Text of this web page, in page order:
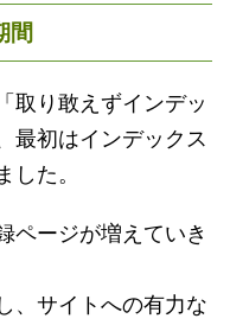
間
取り敢えずインデッ
最初はインデックス
た。
ページが増えていき
、サイトへの有力な